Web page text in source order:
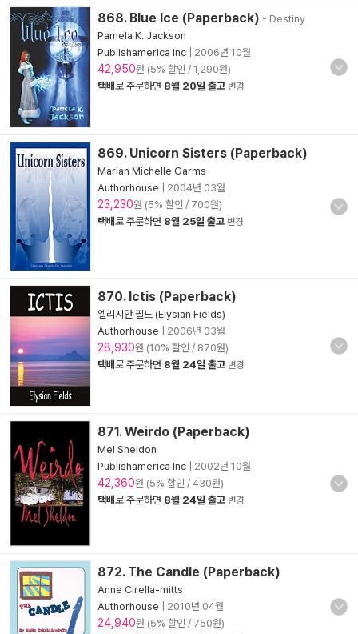
868. Blue Ice (Paperback) - Destiny
Pamela K. Jackson
Publishamerica Inc
2006년 10월
42,950원 (5% 할인 / 1,290원)
택배로 주문하면 8월 20일 출고 변경
869. Unicorn Sisters (Paperback)
Marian Michelle Garms
Authorhouse
2004년 03월
23,230원 (5% 할인 / 700원)
택배로 주문하면 8월 25일 출고 변경
870. Ictis (Paperback)
엘리지안 필드 (Elysian Fields)
Authorhouse
2006년 03월
28,930원 (10% 할인 / 870원)
택배로 주문하면 8월 24일 출고 변경
871. Weirdo (Paperback)
Mel Sheldon
Publishamerica Inc
2002년 10월
42,360원 (5% 할인 / 430원)
택배로 주문하면 8월 24일 출고 변경
872. The Candle (Paperback)
Anne Cirella-mitts
Authorhouse
2010년 04월
24,940원 (5% 할인 / 750원)